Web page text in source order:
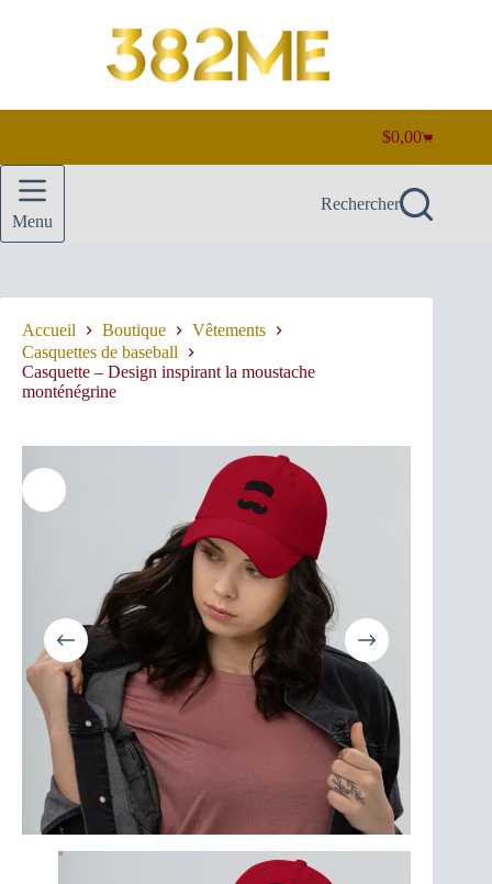
Panier
d’achat
$0,00
Menu
Rechercher
Accueil Boutique
Vêtements
Casquettes de baseball
Casquette – Design inspirant la moustache
monténégrine